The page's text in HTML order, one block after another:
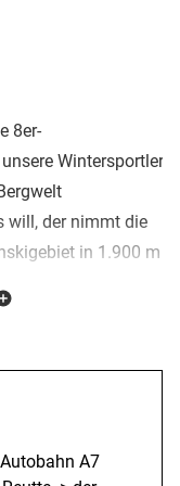
8er-
Wintersportler
will, der nimmt die
in 1.900 m
A7